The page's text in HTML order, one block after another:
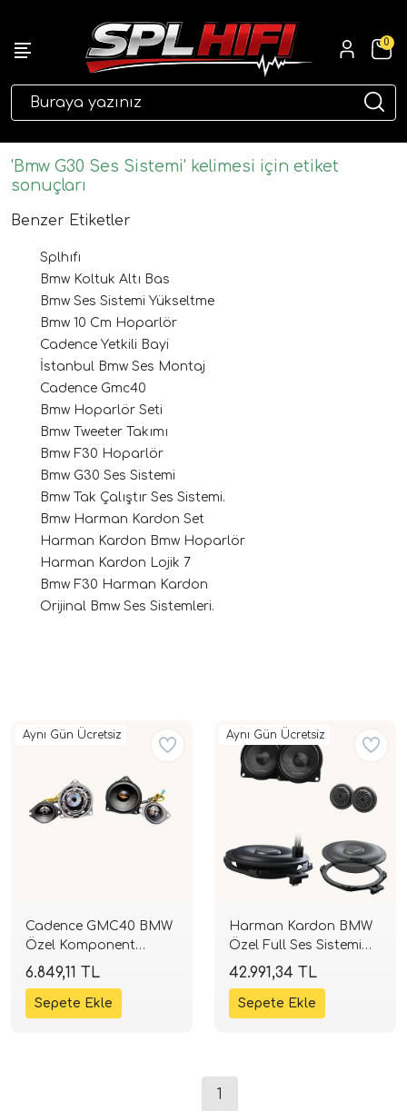
0
Modelleri
'Bmw G30 Ses Sistemi' kelimesi için etiket
sonuçları
Benzer Etiketler
Splhıfı
Bmw Koltuk Altı Bas
Bmw Ses Sistemi Yükseltme
Bmw 10 Cm Hoparlör
Cadence Yetkili Bayi
İstanbul Bmw Ses Montaj
Cadence Gmc40
Bmw Hoparlör Seti
Bmw Tweeter Takımı
Bmw F30 Hoparlör
Bmw G30 Ses Sistemi
Bmw Tak Çalıştır Ses Sistemi.
Bmw Harman Kardon Set
Harman Kardon Bmw Hoparlör
Harman Kardon Lojik 7
Bmw F30 Harman Kardon
Orijinal Bmw Ses Sistemleri.
Cadence GMC40 BMW
Özel Komponent
Hoparlör Takımı | 10
cm | 50W RMS |
SPLHIFI
6.849,11 TL
Aynı Gün Ücretsiz
Harman Kardon BMW
Özel Full Ses Sistemi
Paketi | Komponent Set
+ 2 Adet Koltuk Altı Bas
| SPLHIFI
42.991,34 TL
Aynı Gün Ücretsiz
1